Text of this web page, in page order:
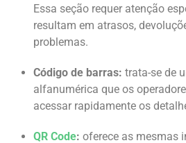
Essa seção requer atenção
resultam em atrasos,
problemas.
Código de barras: trata-se de
alfanumérica que os
acessar rapidamente os
QR Code: oferece as mesmas